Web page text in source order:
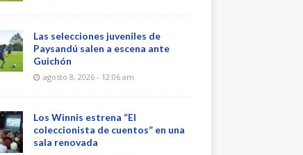
Las selecciones juveniles de
Paysandú salen a escena ante
Guichón
agosto 8, 2026 - 12:06 am
Los Winnis estrena “El
coleccionista de cuentos” en una
sala renovada